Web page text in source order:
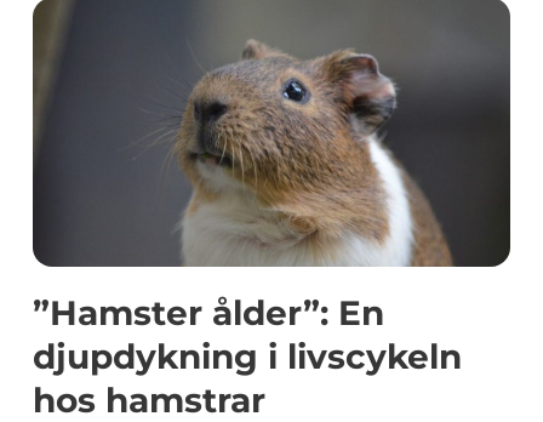
”Hamster ålder”: En
djupdykning i livscykeln
hos hamstrar